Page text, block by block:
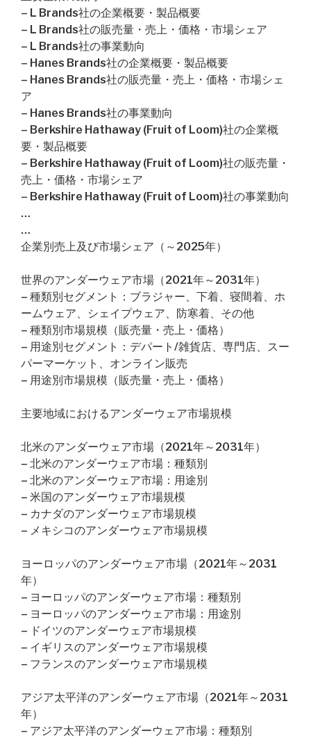
– L Brands社の企業概要・製品概要
– L Brands社の販売量・売上・価格・市場シェア
– L Brands社の事業動向
– Hanes Brands社の企業概要・製品概要
– Hanes Brands社の販売量・売上・価格・市場シェ
ア
– Hanes Brands社の事業動向
– Berkshire Hathaway (Fruit of Loom)社の企業概
要・製品概要
– Berkshire Hathaway (Fruit of Loom)社の販売量・
売上・価格・市場シェア
– Berkshire Hathaway (Fruit of Loom)社の事業動向
…
…
企業別売上及び市場シェア（～2025年）
世界のアンダーウェア市場（2021年～2031年）
– 種類別セグメント：ブラジャー、下着、寝間着、ホ
ームウェア、シェイプウェア、防寒着、その他
– 種類別市場規模（販売量・売上・価格）
– 用途別セグメント：デパート/雑貨店、専門店、スー
パーマーケット、オンライン販売
– 用途別市場規模（販売量・売上・価格）
主要地域におけるアンダーウェア市場規模
北米のアンダーウェア市場（2021年～2031年）
– 北米のアンダーウェア市場：種類別
– 北米のアンダーウェア市場：用途別
– 米国のアンダーウェア市場規模
– カナダのアンダーウェア市場規模
– メキシコのアンダーウェア市場規模
ヨーロッパのアンダーウェア市場（2021年～2031
年）
– ヨーロッパのアンダーウェア市場：種類別
– ヨーロッパのアンダーウェア市場：用途別
– ドイツのアンダーウェア市場規模
– イギリスのアンダーウェア市場規模
– フランスのアンダーウェア市場規模
アジア太平洋のアンダーウェア市場（2021年～2031
年）
– アジア太平洋のアンダーウェア市場：種類別